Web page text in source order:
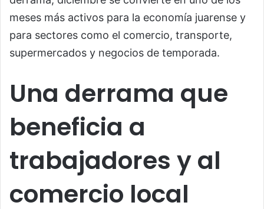
meses más activos para la economía juarense y
para sectores como el comercio, transporte,
supermercados y negocios de temporada.
Una derrama que
beneficia a
trabajadores y al
comercio local